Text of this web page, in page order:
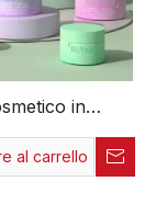
in
vuoti
20g 30g 75g
al carrello